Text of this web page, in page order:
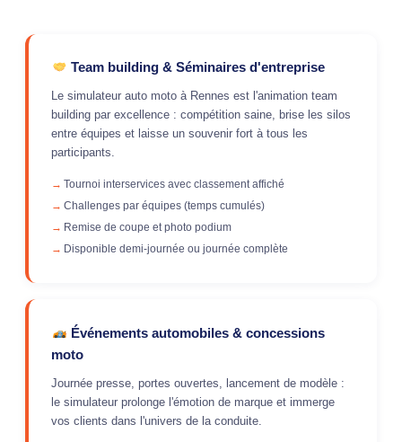
Team building & Séminaires d'entreprise
Le simulateur auto moto à Rennes est l'animation team
building par excellence : compétition saine, brise les silos
entre équipes et laisse un souvenir fort à tous les
participants.
Tournoi interservices avec classement affiché
Challenges par équipes (temps cumulés)
Remise de coupe et photo podium
Disponible demi-journée ou journée complète
Événements automobiles & concessions
moto
Journée presse, portes ouvertes, lancement de modèle :
le simulateur prolonge l'émotion de marque et immerge
vos clients dans l'univers de la conduite.